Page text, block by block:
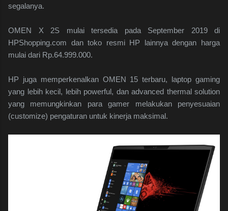
segalanya.
OMEN X 2S mulai tersedia pada September 2019 di
HPShopping.com dan toko resmi HP lainnya dengan harga
mulai dari Rp.64.999.000.
HP juga memperkenalkan OMEN 15 terbaru, laptop gaming
yang lebih kecil, lebih powerful, dan advanced thermal solution
yang memungkinkan para gamer melakukan penyesuaian
(customize) pengaturan untuk kinerja maksimal.